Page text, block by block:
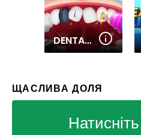
DENTAL CARE GAME
ЩАСЛИВА ДОЛЯ